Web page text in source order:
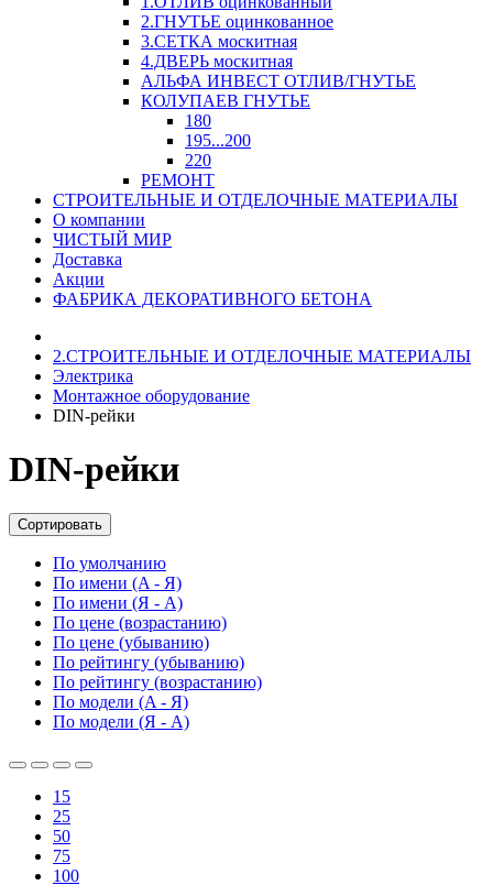
2.ГНУТЬЕ оцинкованное
3.СЕТКА москитная
4.ДВЕРЬ москитная
АЛЬФА ИНВЕСТ ОТЛИВ/ГНУТЬЕ
КОЛУПАЕВ ГНУТЬЕ
180
195...200
220
РЕМОНТ
СТРОИТЕЛЬНЫЕ И ОТДЕЛОЧНЫЕ МАТЕРИАЛЫ
О компании
ЧИСТЫЙ МИР
Доставка
Акции
ФАБРИКА ДЕКОРАТИВНОГО БЕТОНА
2.СТРОИТЕЛЬНЫЕ И ОТДЕЛОЧНЫЕ МАТЕРИАЛЫ
Электрика
Монтажное оборудование
DIN-рейки
DIN-рейки
Сортировать
По умолчанию
По имени (A - Я)
По имени (Я - A)
По цене (возрастанию)
По цене (убыванию)
По рейтингу (убыванию)
По рейтингу (возрастанию)
По модели (A - Я)
По модели (Я - A)
15
25
50
75
100